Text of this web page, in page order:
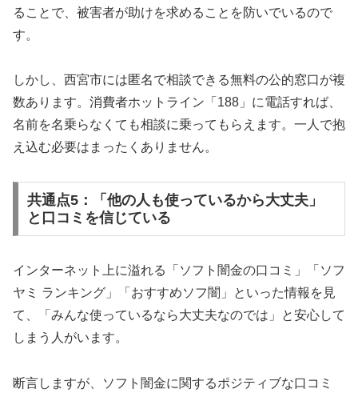
ることで、被害者が助けを求めることを防いでいるので
す。
しかし、西宮市には匿名で相談できる無料の公的窓口が複
数あります。消費者ホットライン「188」に電話すれば、
名前を名乗らなくても相談に乗ってもらえます。一人で抱
え込む必要はまったくありません。
共通点5：「他の人も使っているから大丈夫」
と口コミを信じている
インターネット上に溢れる「ソフト闇金の口コミ」「ソフ
ヤミ ランキング」「おすすめソフ闇」といった情報を見
て、「みんな使っているなら大丈夫なのでは」と安心して
しまう人がいます。
断言しますが、ソフト闇金に関するポジティブな口コミ